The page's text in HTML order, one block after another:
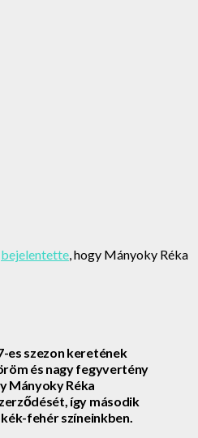
bejelentette , hogy Mányoky Réka
es szezon keretének
és nagy fegyvertény
Mányoky Réka
így második
fehér színeinkben.